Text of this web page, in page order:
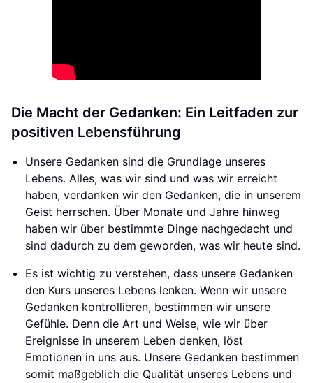
Die Macht der Gedanken: Ein Leitfaden zur
positiven Lebensführung
Unsere Gedanken sind die Grundlage unseres
Lebens. Alles, was wir sind und was wir erreicht
haben, verdanken wir den Gedanken, die in unserem
Geist herrschen. Über Monate und Jahre hinweg
haben wir über bestimmte Dinge nachgedacht und
sind dadurch zu dem geworden, was wir heute sind.
Es ist wichtig zu verstehen, dass unsere Gedanken
den Kurs unseres Lebens lenken. Wenn wir unsere
Gedanken kontrollieren, bestimmen wir unsere
Gefühle. Denn die Art und Weise, wie wir über
Ereignisse in unserem Leben denken, löst
Emotionen in uns aus. Unsere Gedanken bestimmen
somit maßgeblich die Qualität unseres Lebens und